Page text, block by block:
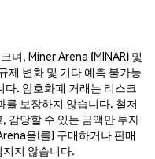
며, Miner Arena (MINAR) 및
제 변화 및 기타 예측 불가능
다. 암호화폐 거래는 리스크
를 보장하지 않습니다. 철저
감당할 수 있는 금액만 투자
을(를) 구매하거나 판매
지 않습니다.